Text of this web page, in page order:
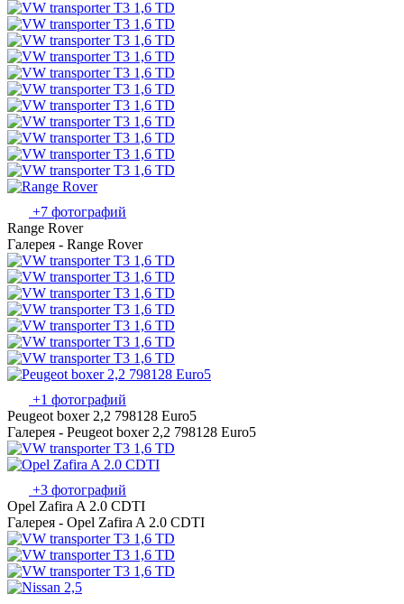
+7 фотографий
Range Rover
Галерея - Range Rover
+1 фотографий
Peugeot boxer 2,2 798128 Euro5
Галерея - Peugeot boxer 2,2 798128 Euro5
+3 фотографий
Opel Zafira A 2.0 CDTI
Галерея - Opel Zafira A 2.0 CDTI